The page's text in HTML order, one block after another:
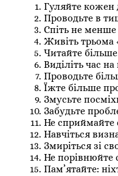
Гуляйте кожен
Проводьте в
Спіть не менше
Живіть трьома
Читайте
Виділіть час
Проводьте
Їжте більше
Змусьте
Забудьте
Не сприймайте
Навчіться
Змиріться зі
Не порівнюйте
Пам’ятайте: